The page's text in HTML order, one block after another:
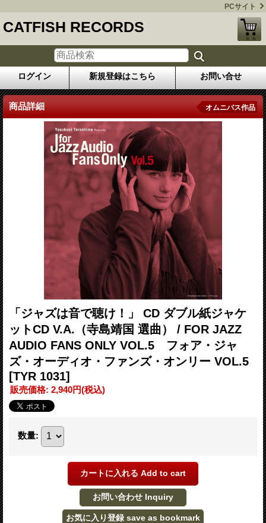
PCサイト
CATFISH RECORDS
ログイン 新規登録はこちら お問い合せ
商品詳細 オムニバス作品
「ジャズは音で聴け！」 CD ダブル紙ジャケ
ットCD V.A.（寺島靖国 選曲） / FOR JAZZ
AUDIO FANS ONLY VOL.5 フォア・ジャ
ズ・オーディオ・ファンズ・オンリー VOL.5
[TYR 1031]
販売価格: 2,940円(税込)
数量: